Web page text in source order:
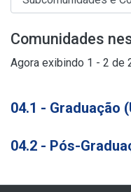
Comunidades
Agora exibindo 1 - 2 de
04.1 - Graduação
04.2 - Pós-